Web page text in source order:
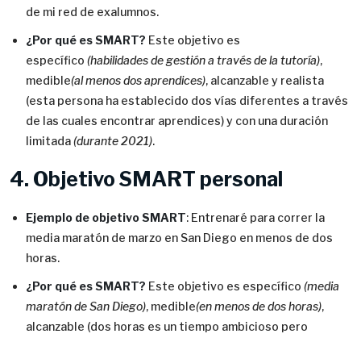
de mi red de exalumnos.
¿Por qué es SMART? Este objetivo es
específico (habilidades de gestión a través de la tutoría),
medible(al menos dos aprendices), alcanzable y realista
(esta persona ha establecido dos vías diferentes a través
de las cuales encontrar aprendices) y con una duración
limitada(durante 2021).
4. Objetivo SMART personal
Ejemplo de objetivo SMART: Entrenaré para correr la
media maratón de marzo en San Diego en menos de dos
horas.
¿Por qué es SMART? Este objetivo es específico (media
maratón de San Diego), medible(en menos de dos horas),
alcanzable (dos horas es un tiempo ambicioso pero